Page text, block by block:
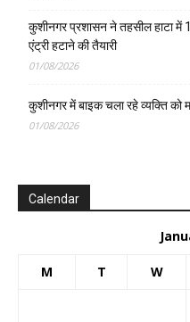
कुशीनगर प्रशासन ने तहसील हाटा में
एंट्री हटाने की तैयारी
01/08/2026
कुशीनगर में बाइक चला रहे व्यक्ति को
01/08/2026
Calendar
M T W